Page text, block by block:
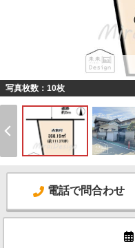
写真枚数：10枚
電話で問合わせ